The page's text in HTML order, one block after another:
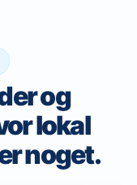
og
lokal
noget.